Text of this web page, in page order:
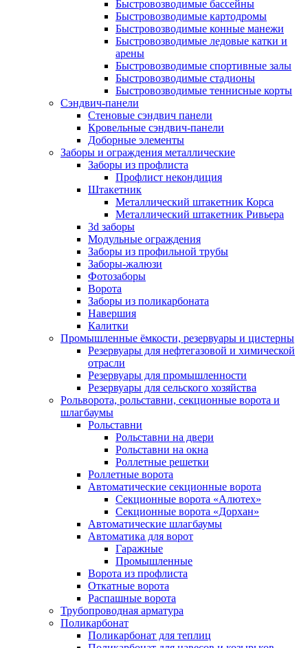
Быстровозводимые бассейны
Быстровозводимые картодромы
Быстровозводимые конные манежи
Быстровозводимые ледовые катки и
арены
Быстровозводимые спортивные залы
Быстровозводимые стадионы
Быстровозводимые теннисные корты
Сэндвич-панели
Стеновые сэндвич панели
Кровельные сэндвич-панели
Доборные элементы
Заборы и ограждения металлические
Заборы из профлиста
Профлист некондиция
Штакетник
Металлический штакетник Корса
Металлический штакетник Ривьера
3d заборы
Модульные ограждения
Заборы из профильной трубы
Заборы-жалюзи
Фотозаборы
Ворота
Заборы из поликарбоната
Навершия
Калитки
Промышленные ёмкости, резервуары и цистерны
Резервуары для нефтегазовой и химической
отрасли
Резервуары для промышленности
Резервуары для сельского хозяйства
Рольворота, рольставни, секционные ворота и
шлагбаумы
Рольставни
Рольставни на двери
Рольставни на окна
Роллетные решетки
Роллетные ворота
Автоматические секционные ворота
Секционные ворота «Алютех»
Секционные ворота «Дорхан»
Автоматические шлагбаумы
Автоматика для ворот
Гаражные
Промышленные
Ворота из профлиста
Откатные ворота
Распашные ворота
Трубопроводная арматура
Поликарбонат
Поликарбонат для теплиц